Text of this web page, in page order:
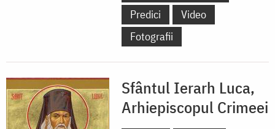
Predici
Video
Fotografii
Sfântul Ierarh Luca,
Arhiepiscopul Crimeei